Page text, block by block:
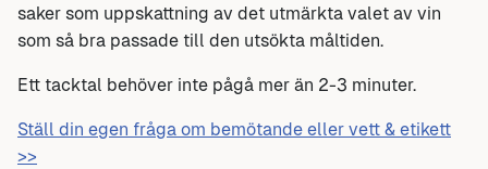
saker som uppskattning av det utmärkta valet av vin
som så bra passade till den utsökta måltiden.
Ett tacktal behöver inte pågå mer än 2-3 minuter.
Ställ din egen fråga om bemötande eller vett & etikett
>>